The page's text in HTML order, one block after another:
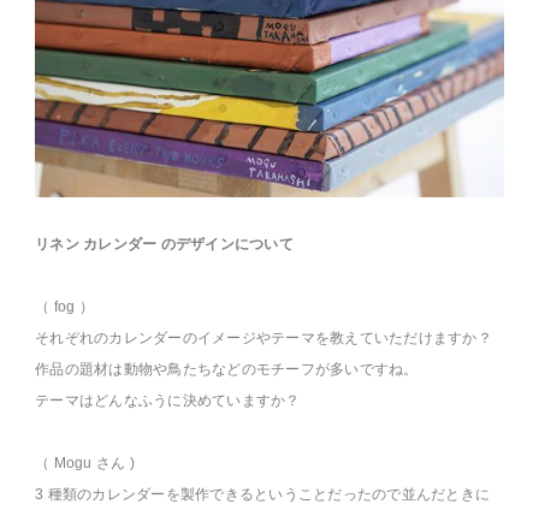
リネン カレンダー のデザインについて
（ fog ）
それぞれのカレンダーのイメージやテーマを教えていただけますか？
作品の題材は動物や鳥たちなどのモチーフが多いですね。
テーマはどんなふうに決めていますか？
（ Mogu さん )
3 種類のカレンダーを製作できるということだったので並んだときに